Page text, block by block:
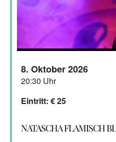
8. Oktober 2026
20:30 Uhr
Eintritt: € 25
NATASCHA FLAMISCH